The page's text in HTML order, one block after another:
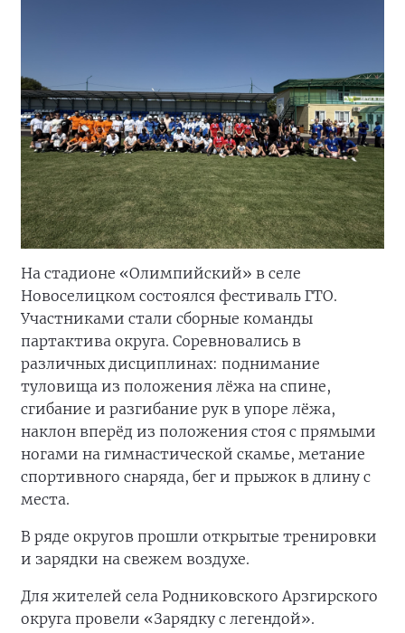
На стадионе «Олимпийский» в селе
Новоселицком состоялся фестиваль ГТО.
Участниками стали сборные команды
партактива округа. Соревновались в
различных дисциплинах: поднимание
туловища из положения лёжа на спине,
сгибание и разгибание рук в упоре лёжа,
наклон вперёд из положения стоя с прямыми
ногами на гимнастической скамье, метание
спортивного снаряда, бег и прыжок в длину с
места.
В ряде округов прошли открытые тренировки
и зарядки на свежем воздухе.
Для жителей села Родниковского Арзгирского
округа провели «Зарядку с легендой».